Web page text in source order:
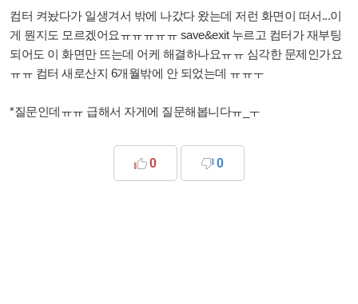
컴터 켜놨다가 일생겨서 밖에 나갔다 왔는데 저런 화면이 떠서...이
게 뭔지도 모르겠어요ㅠㅠㅠㅠㅠ save&exit 누르고 컴터가 재부팅
되어도 이 화면만 뜨는데 어케 해결하나요ㅠㅠ 심각한 문제인가요
ㅠㅠ 컴터 새로산지 6개월밖에 안 되었는데 ㅠㅠㅜ
*질문인데ㅠㅠ 급해서 자게에 질문해봅니다ㅠ_ㅜ
0 0